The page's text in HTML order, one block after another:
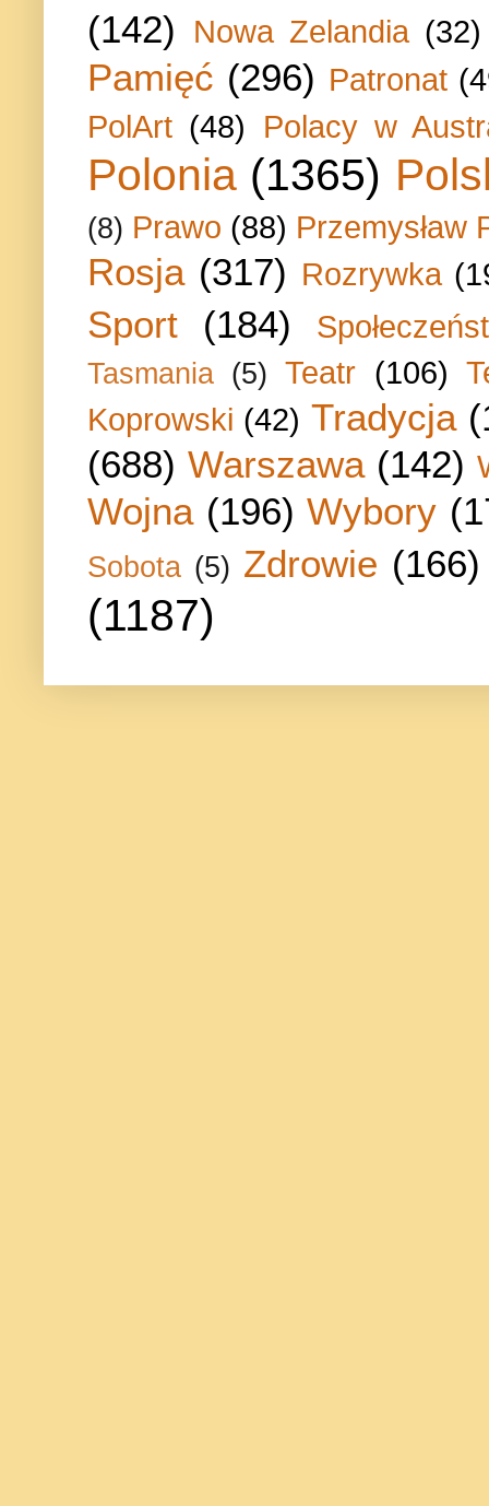
(142) Nowa Zelandia (32)
Pamięć (296) Patronat
PolArt (48) Polacy w
Polonia (1365)
(8) Prawo (88) Przemysław
Rosja (317) Rozrywka
Sport (184)
Tasmania (5) Teatr (106)
Koprowski (42) Tradycja
(688) Warszawa (142)
Wojna (196) Wybory
Sobota (5) Zdrowie (166)
(1187)